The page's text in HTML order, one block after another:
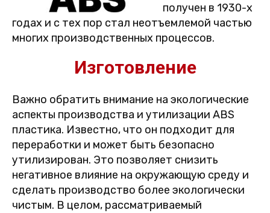
получен в 1930-х
годах и с тех пор стал неотъемлемой частью
многих производственных процессов.
Изготовление
Важно обратить внимание на экологические
аспекты производства и утилизации ABS
пластика. Известно, что он подходит для
переработки и может быть безопасно
утилизирован. Это позволяет снизить
негативное влияние на окружающую среду и
сделать производство более экологически
чистым. В целом, рассматриваемый